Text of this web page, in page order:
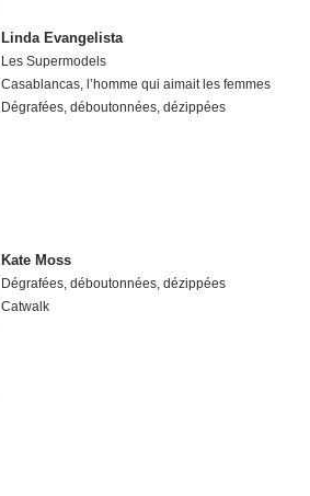
Linda Evangelista
Les Supermodels
Casablancas, l’homme qui aimait les femmes
Dégrafées, déboutonnées, dézippées
Kate Moss
Dégrafées, déboutonnées, dézippées
Catwalk